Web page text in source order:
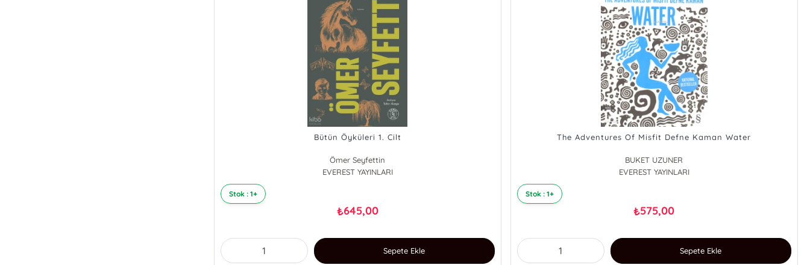
Bütün Öyküleri 1. Cilt
Ömer Seyfettin
EVEREST YAYINLARI
Stok : 1+
₺645,00
Sepete Ekle
The Adventures Of Misfit Defne Kaman Water
BUKET UZUNER
EVEREST YAYINLARI
Stok : 1+
₺575,00
Sepete Ekle